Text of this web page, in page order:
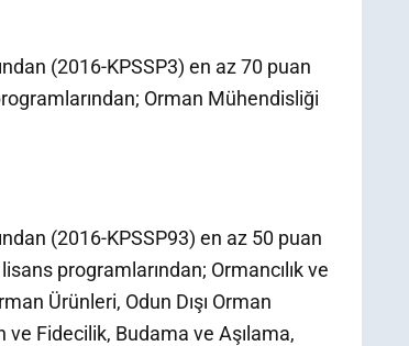
(2016-KPSSP3) en az 70 puan
Orman Mühendisliği
(2016-KPSSP93) en az 50 puan
programlarından; Ormancılık ve
Ürünleri, Odun Dışı Orman
Fidecilik, Budama ve Aşılama,